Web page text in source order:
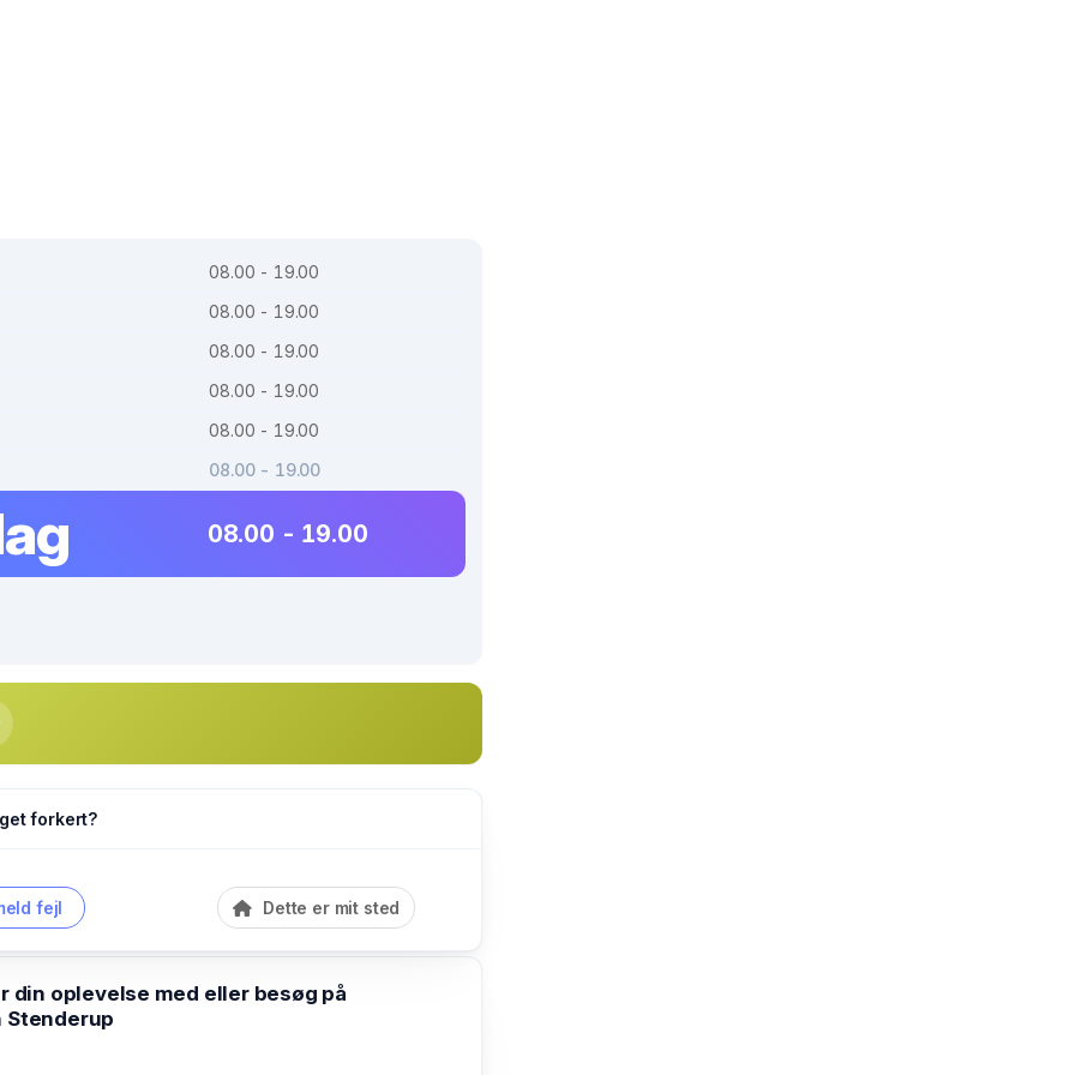
08.00 - 19.00
08.00 - 19.00
08.00 - 19.00
08.00 - 19.00
08.00 - 19.00
08.00 - 19.00
08.00 - 19.00
forkert?
fejl Dette er mit sted
din oplevelse med eller besøg på
Stenderup